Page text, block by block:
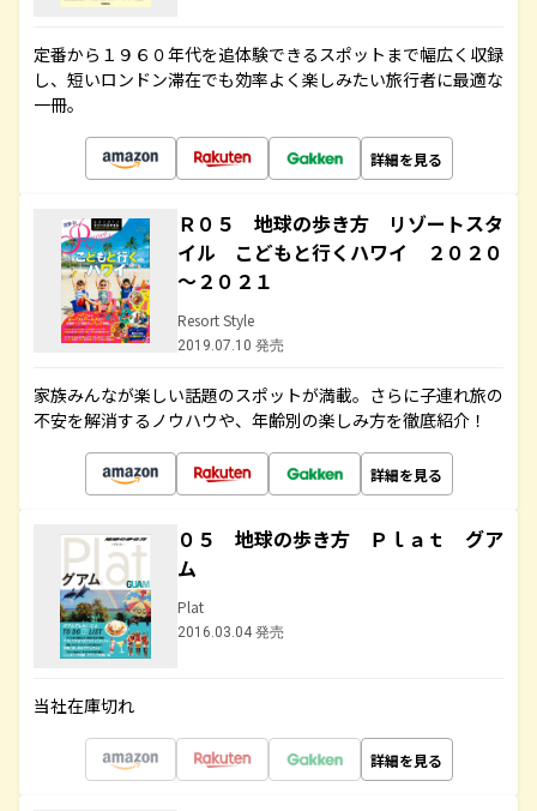
定番から１９６０年代を追体験できるスポットまで幅広く収録
し、短いロンドン滞在でも効率よく楽しみたい旅行者に最適な
一冊。
詳細を見る
Ｒ０５ 地球の歩き方 リゾートスタ
イル こどもと行くハワイ ２０２０
～２０２１
Resort Style
2019.07.10 発売
家族みんなが楽しい話題のスポットが満載。さらに子連れ旅の
不安を解消するノウハウや、年齢別の楽しみ方を徹底紹介！
詳細を見る
０５ 地球の歩き方 Ｐｌａｔ グア
ム
Plat
2016.03.04 発売
当社在庫切れ
詳細を見る